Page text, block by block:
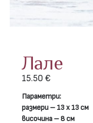
Лале
15.50 €
Параметри:
размери – 13 х 13 см
височина – 8 см